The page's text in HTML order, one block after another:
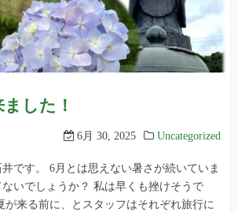
した！
6月 30, 2025 Uncategorized
です。 6月とは思えない暑さが続いていま
いでしょうか？ 私は早くも挫けそうで
来る前に、とスタッフはそれぞれ旅行に